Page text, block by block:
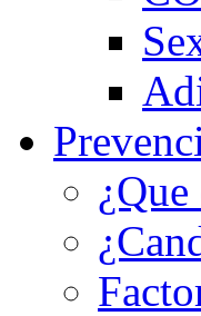
¿Que